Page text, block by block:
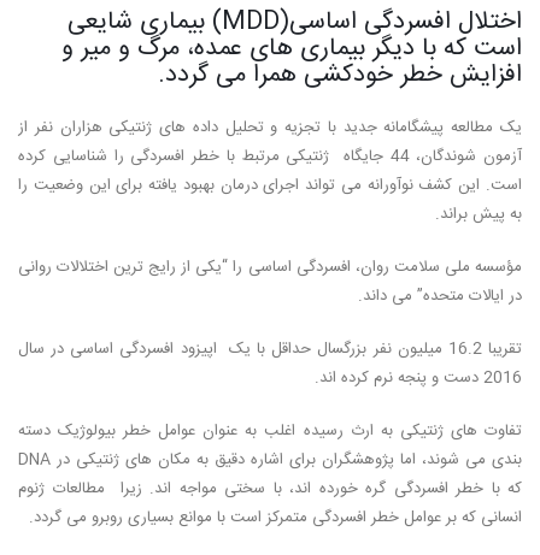
اختلال افسردگی اساسی(MDD) بیماری شایعی
است که با دیگر بیماری های عمده، مرگ و میر و
افزایش خطر خودکشی همرا می گردد.
یک مطالعه پیشگامانه جدید با تجزیه و تحلیل داده های ژنتیکی هزاران نفر از
آزمون شوندگان، 44 جایگاه ژنتیکی مرتبط با خطر افسردگی را شناسایی کرده
است. این کشف نوآورانه می تواند اجرای درمان بهبود یافته برای این وضعیت را
به پیش براند.
مؤسسه ملی سلامت روان، افسردگی اساسی را “یکی از رایج ترین اختلالات روانی
در ایالات متحده” می داند.
تقریبا 16.2 میلیون نفر بزرگسال حداقل با یک اپیزود افسردگی اساسی در سال
2016 دست و پنجه نرم کرده اند.
تفاوت های ژنتیکی به ارث رسیده اغلب به عنوان عوامل خطر بیولوژیک دسته
بندی می شوند، اما پژوهشگران برای اشاره دقیق به مکان های ژنتیکی در DNA
که با خطر افسردگی گره خورده اند، با سختی مواجه اند. زیرا مطالعات ژنوم
انسانی که بر عوامل خطر افسردگی متمرکز است با موانع بسیاری روبرو می گردد.